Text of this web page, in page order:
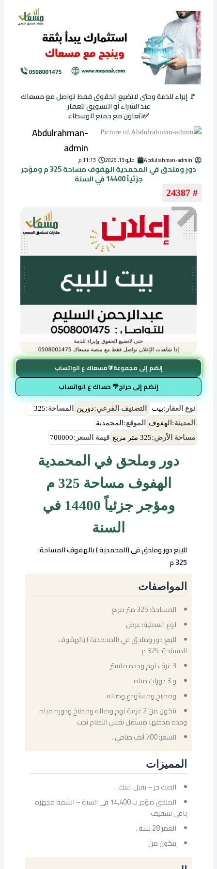
🚩 إبراء للذمة وحتى لاتضيع الحقوق فقط تواصل مع مسعاك
عند الشراء أو التسويق للعقار
✅نتعاون مع جميع الوسطاء
Abdulrahman-
admin
Abdulrahman-admin مايو 13, 2026 11:13 م
دور وملحق في المحمدية الهفوف مساحة 325 م ومؤجر
جزئياً 14400 في السنة
# 24387
إنضم إلى مجموعة🔰مسعاك ع الواتساب
إنضم إلى حراج🌴 حساك ع الواتساب
نوع العقار:بيت التصنيف الفرعي:دورين المساحة:325
المدينة: الهفوف الموقع: المحمدية
مساحة الأرض:325 متر مربع قيمة السعر:700000
دور وملحق في المحمدية
الهفوف مساحة 325 م
ومؤجر جزئياً 14400 في
السنة
للبيع دور وملحق في (المحمدية ) بالهفوف المساحة:
325 م
المواصفات
المساحة: 325 متر مربع
نوع العملية: عرض
للبيع دور وملحق في (المحمدية ) بالهفوف
المساحة: 325 م
3 غرف نوم وحده ماستر
و 3 دورات مياه
ومطبخ ومستودع وصاله
تتكون من 2 غرفة نوم وصاله ومطبخ ودوره مياه
وحده مدخلها مستقل نفس النظام تحت
السعر: 700 ألف صافي .
المميزات
الصك حر – يقبل البنك .
الملحق مؤجر ب 14,400 في السنة – الشقة مجهزه
باقي تسقيف
العمر 28 سنة .
يتكون من